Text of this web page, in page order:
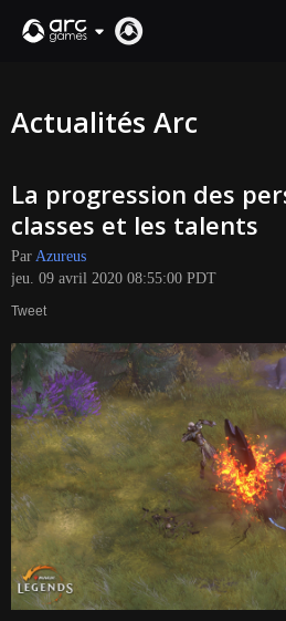
SUPPORT
Connexion
English
Italiano
Pусский
Español
Actualités Arc
La progression des
classes et les talents
Par Azureus
jeu. 09 avril 2020 08:55:00 PDT
Tweet